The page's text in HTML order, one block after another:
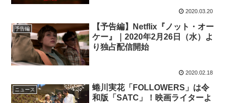
2020.03.20
予告編
【予告編】Netflix『ノット・オー
ケー』｜2020年2月26日（水）よ
り独占配信開始
2020.02.18
ニュース
蜷川実花「FOLLOWERS」は令
和版「SATC」！映画ライターよ